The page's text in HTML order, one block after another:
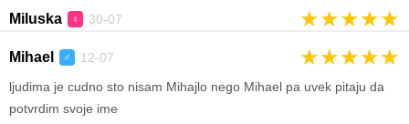
Miluska ♀ 30-07 ★★★★★
Mihael ♂ 12-07 ★★★★★
ljudima je cudno sto nisam Mihajlo nego Mihael pa uvek pitaju da
potvrdim svoje ime